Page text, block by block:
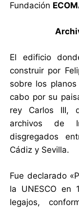
Fundación
El edificio
construir por
sobre los
cabo por su
rey Carlos III,
archivos de
disgregados
Cádiz y Sevilla.
Fue declarado
la UNESCO en
legajos,